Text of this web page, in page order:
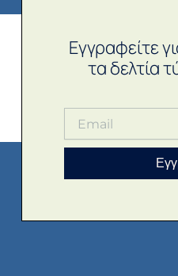
Εγγραφείτε
τα δελτία